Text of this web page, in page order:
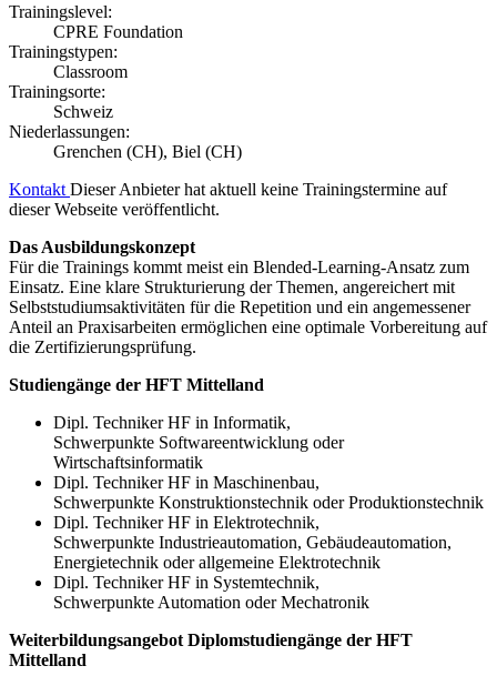
Trainingslevel:
CPRE Foundation
Trainingstypen:
Classroom
Trainingsorte:
Schweiz
Niederlassungen:
Grenchen (CH), Biel (CH)
Kontakt Dieser Anbieter hat aktuell keine Trainingstermine auf
dieser Webseite veröffentlicht.
Das Ausbildungskonzept
Für die Trainings kommt meist ein Blended-Learning-Ansatz zum
Einsatz. Eine klare Strukturierung der Themen, angereichert mit
Selbststudiumsaktivitäten für die Repetition und ein angemessener
Anteil an Praxisarbeiten ermöglichen eine optimale Vorbereitung auf
die Zertifizierungsprüfung.
Studiengänge der HFT Mittelland
Dipl. Techniker HF in Informatik,
Schwerpunkte Softwareentwicklung oder
Wirtschaftsinformatik
Dipl. Techniker HF in Maschinenbau,
Schwerpunkte Konstruktionstechnik oder Produktionstechnik
Dipl. Techniker HF in Elektrotechnik,
Schwerpunkte Industrieautomation, Gebäudeautomation,
Energietechnik oder allgemeine Elektrotechnik
Dipl. Techniker HF in Systemtechnik,
Schwerpunkte Automation oder Mechatronik
Weiterbildungsangebot Diplomstudiengänge der HFT
Mittelland